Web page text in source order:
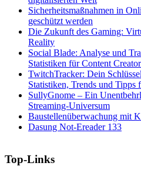
Sicherheitsmaßnahmen in
geschützt werden
Die Zukunft des Gaming:
Reality
Social Blade: Analyse und
Statistiken für Content
TwitchTracker: Dein
Statistiken, Trends und Tipps
SullyGnome – Ein
Streaming-Universum
Baustellenüberwachung mit
Dasung Not-Ereader 133
Top-Links